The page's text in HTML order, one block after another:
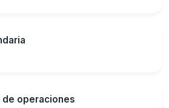
de operaciones